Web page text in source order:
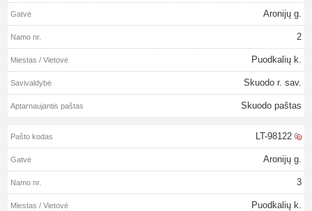
Aronijų g.
2
Puodkalių k.
Skuodo r. sav.
Skuodo paštas
LT-98122
Aronijų g.
3
Puodkalių k.